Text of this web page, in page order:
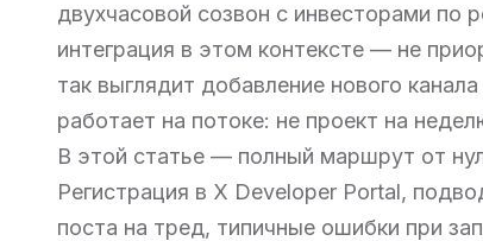
двухчасовой созвон с инвесторами по
интеграция в этом контексте — не
так выглядит добавление нового
работает на потоке: не проект на
В этой статье — полный маршрут от
Регистрация в X Developer Portal,
поста на тред, типичные ошибки при